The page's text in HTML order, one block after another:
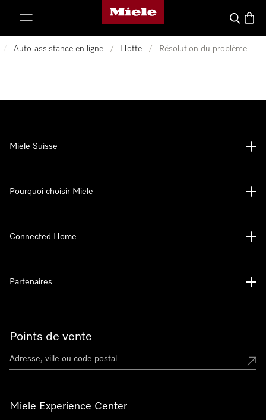
Page d'accueil de Miele
Search
/ Auto-assistance en ligne / Hotte / Résolution du problème
Points de vente
Miele Experience Center
Miele Suisse
Pourquoi choisir Miele
Connected Home
Partenaires